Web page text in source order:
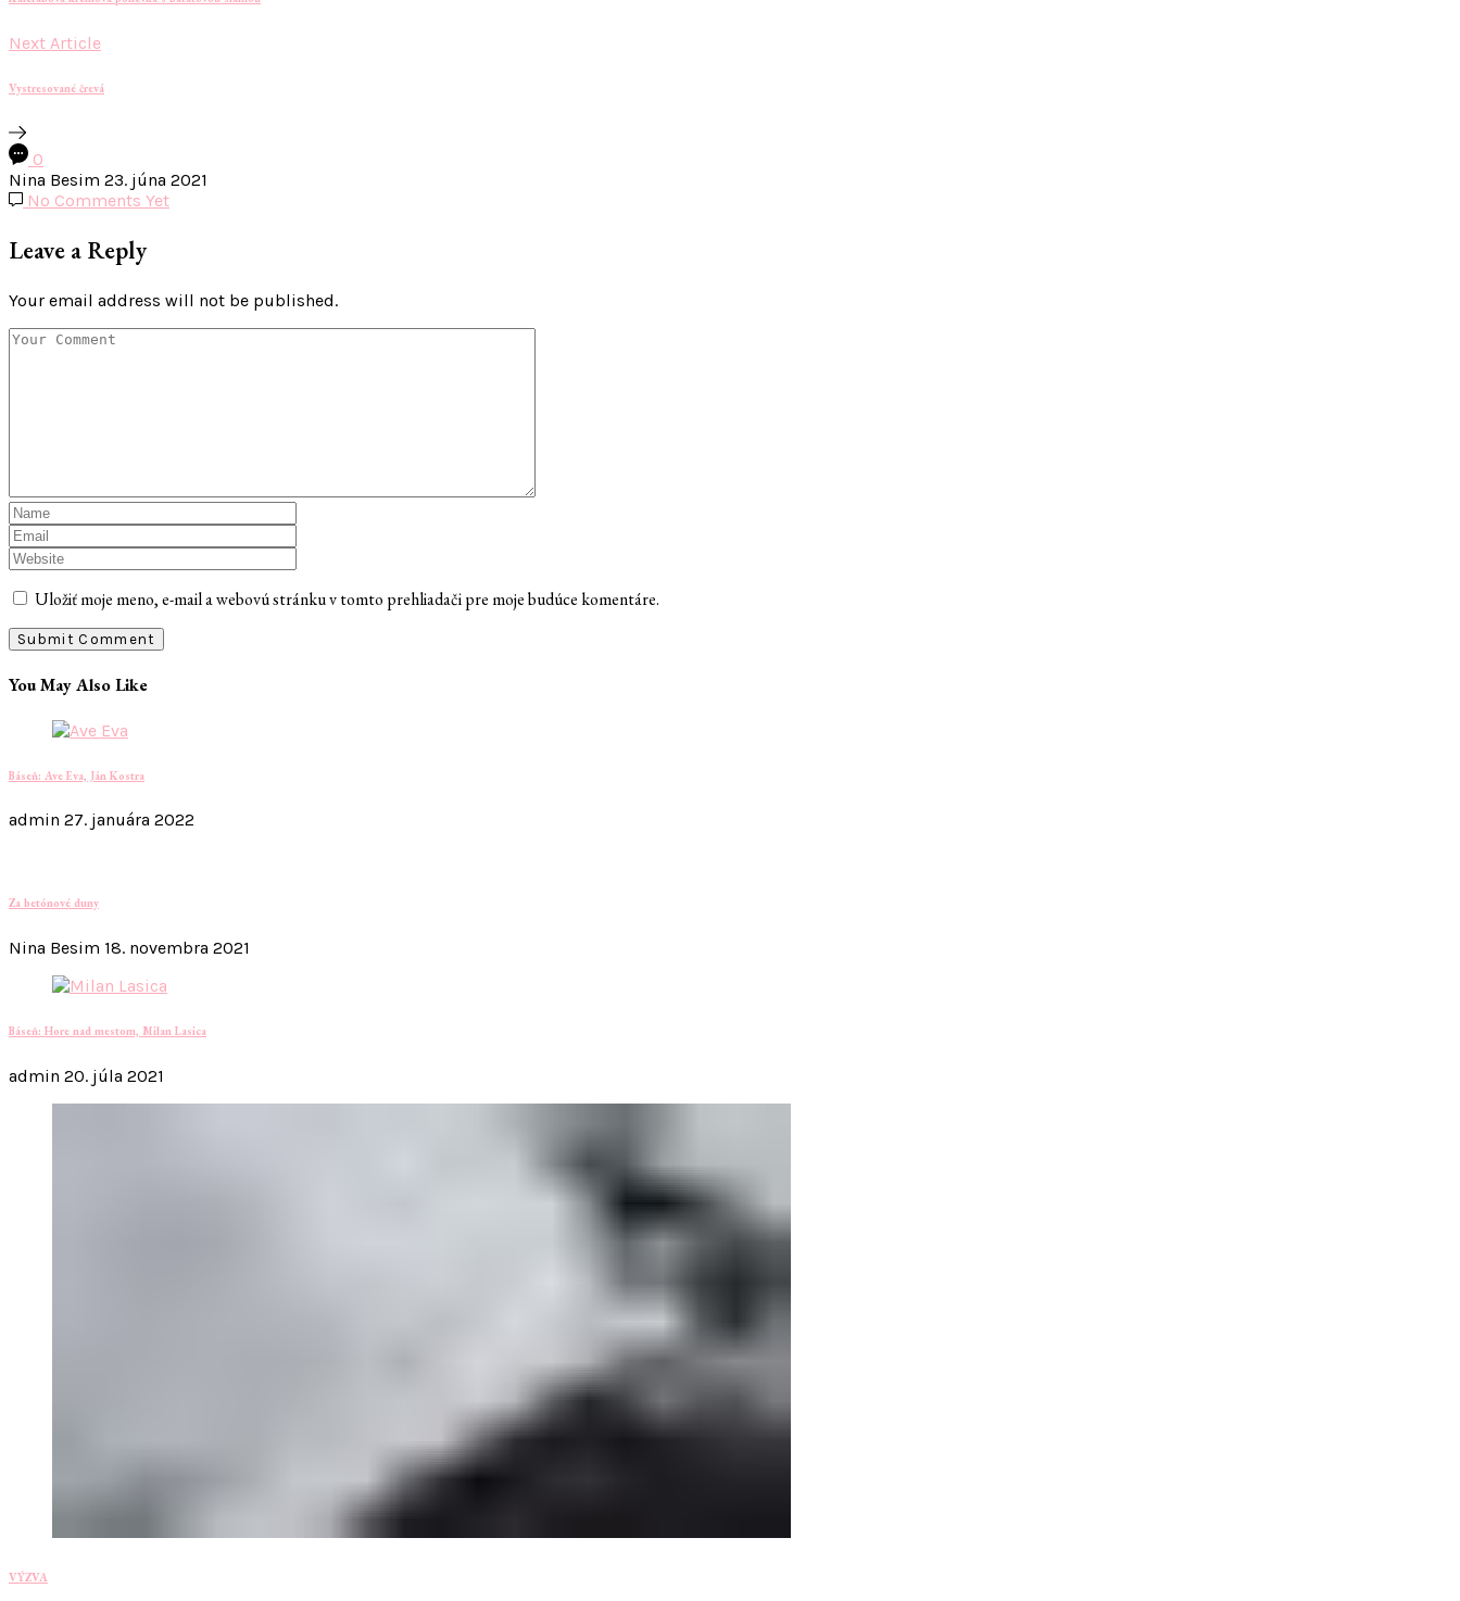
Next Article
Vystresované črevá
0
Nina Besim 23. júna 2021
No Comments Yet
Leave a Reply
Your email address will not be published.
Uložiť moje meno, e-mail a webovú stránku v tomto prehliadači pre moje budúce komentáre.
You May Also Like
Báseň: Ave Eva, Ján Kostra
admin 27. januára 2022
Za betónové duny
Nina Besim 18. novembra 2021
Báseň: Hore nad mestom, Milan Lasica
admin 20. júla 2021
VÝZVA